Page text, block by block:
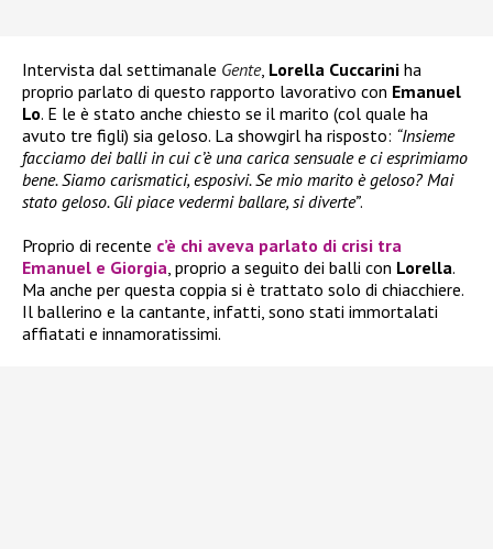
Intervista dal settimanale Gente, Lorella Cuccarini ha
proprio parlato di questo rapporto lavorativo con Emanuel
Lo. E le è stato anche chiesto se il marito (col quale ha
avuto tre figli) sia geloso. La showgirl ha risposto: “Insieme
facciamo dei balli in cui c’è una carica sensuale e ci esprimiamo
bene. Siamo carismatici, esposivi. Se mio marito è geloso? Mai
stato geloso. Gli piace vedermi ballare, si diverte”.
Proprio di recente c’è chi aveva parlato di crisi tra
Emanuel e Giorgia, proprio a seguito dei balli con Lorella.
Ma anche per questa coppia si è trattato solo di chiacchiere.
Il ballerino e la cantante, infatti, sono stati immortalati
affiatati e innamoratissimi.